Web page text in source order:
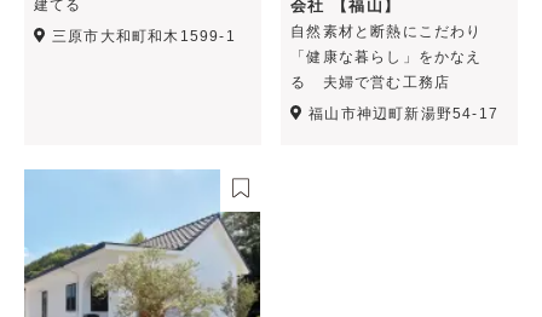
建てる
三原市大和町和木1599‐1
会社 【福山】
自然素材と断熱にこだわり
「健康な暮らし」をかなえ
る 夫婦で営む工務店
福山市神辺町新湯野54-17